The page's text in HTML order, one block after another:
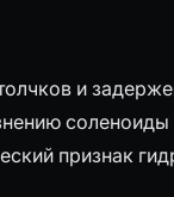
и
признак